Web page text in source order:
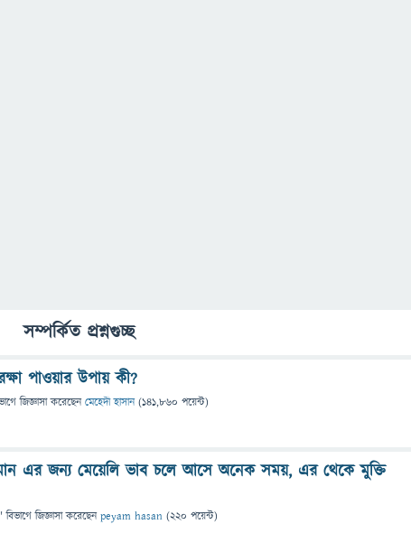
সম্পর্কিত প্রশ্নগুচ্ছ
পাওয়ার উপায় কী?
জিজ্ঞাসাকরেছেনমেহেদী হাসান (141,860 পয়েন্ট)
এর জন্য মেয়েলি ভাব চলে আসে অনেক সময়, এর থেকে মুক্তি
বিভাগে জিজ্ঞাসাকরেছেনpeyam hasan (220 পয়েন্ট)